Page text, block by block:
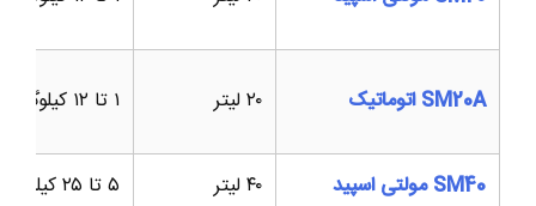
SM20A اتوماتیک ۲۰ لیتر ۱ تا ۱۲ کیلوگرم
SM40 مولتی اسپید ۴۰ لیتر ۵ تا ۲۵ کیلوگرم